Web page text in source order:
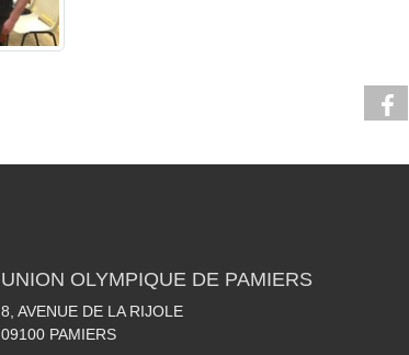
UNION OLYMPIQUE DE PAMIERS
8, AVENUE DE LA RIJOLE
09100 PAMIERS